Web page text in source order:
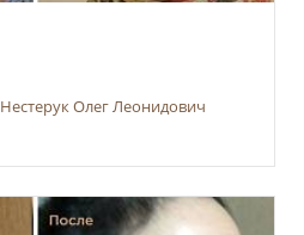
Нестерук Олег Леонидович